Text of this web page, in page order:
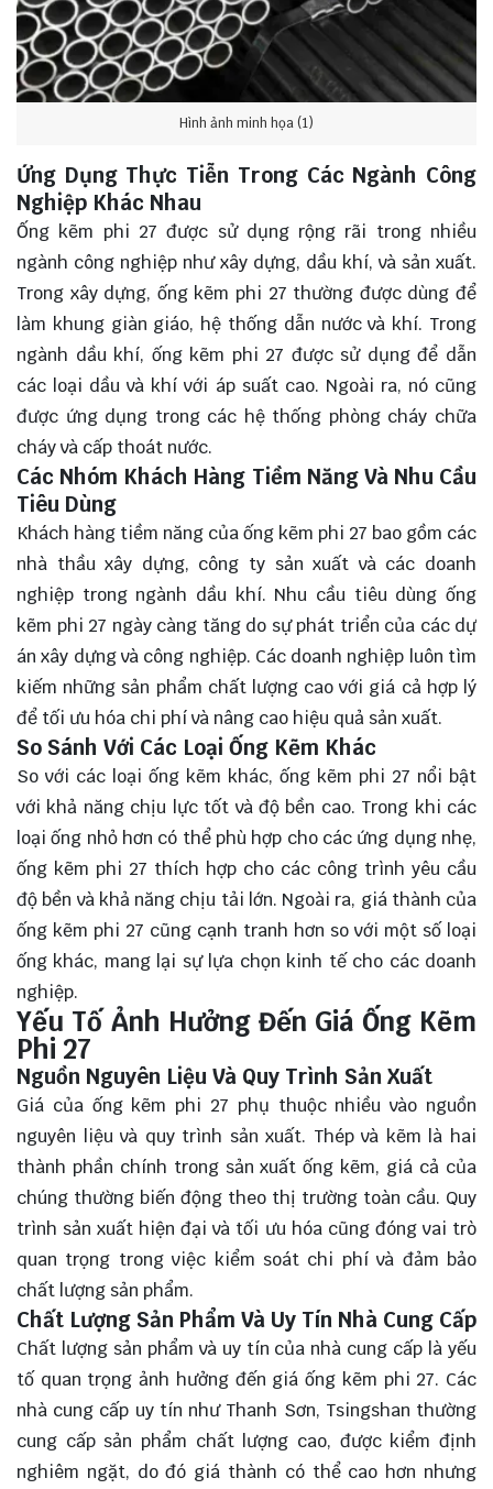
Hình ảnh minh họa (1)
Ứng Dụng Thực Tiễn Trong Các Ngành Công
Nghiệp Khác Nhau
Ống kẽm phi 27 được sử dụng rộng rãi trong nhiều
ngành công nghiệp như xây dựng, dầu khí, và sản xuất.
Trong xây dựng, ống kẽm phi 27 thường được dùng để
làm khung giàn giáo, hệ thống dẫn nước và khí. Trong
ngành dầu khí, ống kẽm phi 27 được sử dụng để dẫn
các loại dầu và khí với áp suất cao. Ngoài ra, nó cũng
được ứng dụng trong các hệ thống phòng cháy chữa
cháy và cấp thoát nước.
Các Nhóm Khách Hàng Tiềm Năng Và Nhu Cầu
Tiêu Dùng
Khách hàng tiềm năng của ống kẽm phi 27 bao gồm các
nhà thầu xây dựng, công ty sản xuất và các doanh
nghiệp trong ngành dầu khí. Nhu cầu tiêu dùng ống
kẽm phi 27 ngày càng tăng do sự phát triển của các dự
án xây dựng và công nghiệp. Các doanh nghiệp luôn tìm
kiếm những sản phẩm chất lượng cao với giá cả hợp lý
để tối ưu hóa chi phí và nâng cao hiệu quả sản xuất.
So Sánh Với Các Loại Ống Kẽm Khác
So với các loại ống kẽm khác, ống kẽm phi 27 nổi bật
với khả năng chịu lực tốt và độ bền cao. Trong khi các
loại ống nhỏ hơn có thể phù hợp cho các ứng dụng nhẹ,
ống kẽm phi 27 thích hợp cho các công trình yêu cầu
độ bền và khả năng chịu tải lớn. Ngoài ra, giá thành của
ống kẽm phi 27 cũng cạnh tranh hơn so với một số loại
ống khác, mang lại sự lựa chọn kinh tế cho các doanh
nghiệp.
Yếu Tố Ảnh Hưởng Đến Giá Ống Kẽm
Phi 27
Nguồn Nguyên Liệu Và Quy Trình Sản Xuất
Giá của ống kẽm phi 27 phụ thuộc nhiều vào nguồn
nguyên liệu và quy trình sản xuất. Thép và kẽm là hai
thành phần chính trong sản xuất ống kẽm, giá cả của
chúng thường biến động theo thị trường toàn cầu. Quy
trình sản xuất hiện đại và tối ưu hóa cũng đóng vai trò
quan trọng trong việc kiểm soát chi phí và đảm bảo
chất lượng sản phẩm.
Chất Lượng Sản Phẩm Và Uy Tín Nhà Cung Cấp
Chất lượng sản phẩm và uy tín của nhà cung cấp là yếu
tố quan trọng ảnh hưởng đến giá ống kẽm phi 27. Các
nhà cung cấp uy tín như Thanh Sơn, Tsingshan thường
cung cấp sản phẩm chất lượng cao, được kiểm định
nghiêm ngặt, do đó giá thành có thể cao hơn nhưng